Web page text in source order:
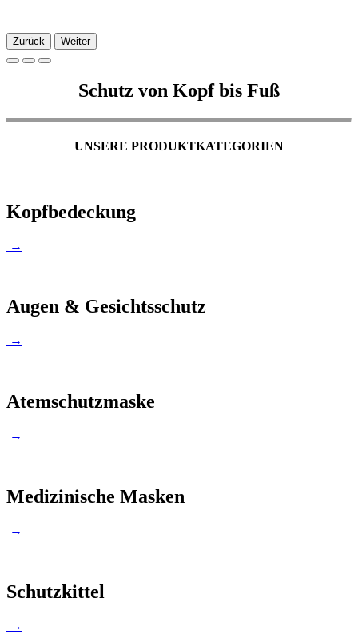
Zurück Weiter
Schutz von Kopf bis Fuß
UNSERE PRODUKTKATEGORIEN
Kopfbedeckung
→
Augen & Gesichtsschutz
→
Atemschutzmaske
→
Medizinische Masken
→
Schutzkittel
→